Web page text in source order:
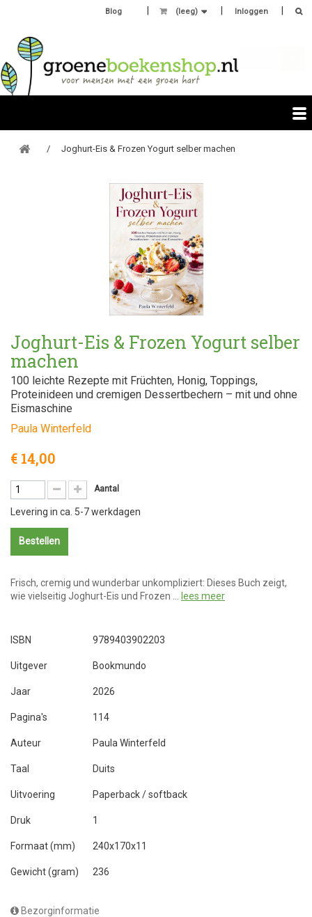
Inloggen
(leeg)
Blog
Joghurt-Eis & Frozen Yogurt selber machen
Joghurt-Eis & Frozen Yogurt selber
machen
100 leichte Rezepte mit Früchten, Honig, Toppings,
Proteinideen und cremigen Dessertbechern – mit und ohne
Eismaschine
Paula Winterfeld
€ 14,00
Aantal
Levering in ca. 5-7 werkdagen
Bestellen
Frisch, cremig und wunderbar unkompliziert: Dieses Buch zeigt,
wie vielseitig Joghurt-Eis und Frozen …
lees meer
ISBN 9789403902203
Uitgever Bookmundo
Jaar 2026
Pagina's 114
Auteur Paula Winterfeld
Taal Duits
Uitvoering Paperback / softback
Druk 1
Formaat (mm) 240x170x11
Gewicht (gram) 236
Bezorginformatie